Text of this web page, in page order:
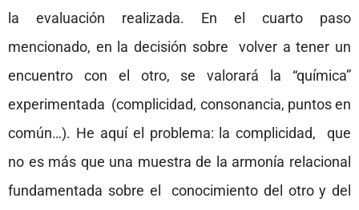
la evaluación realizada. En el cuarto paso
mencionado, en la decisión sobre volver a tener un
encuentro con el otro, se valorará la “química”
experimentada (complicidad, consonancia, puntos en
común…). He aquí el problema: la complicidad, que
no es más que una muestra de la armonía relacional
fundamentada sobre el conocimiento del otro y del